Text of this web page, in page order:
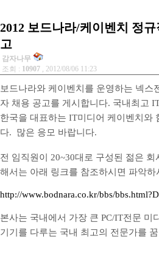
2012 보드나라/케이벤치 정
고
감자나무
조회 : 10907 , 2012/08/06 11:23
보드나라와 케이벤치를 운영하는 넥스
자 채용 공고를 게시합니다. 국내최고
한국을 대표하는 IT미디어 케이벤치와
다. 많은 응모 바랍니다.
전 임직원이 20~30대로 구성된 젊은
해서는 아래 링크를 참조하시면 파악
http://www.bodnara.co.kr/bbs/
본사는 국내에서 가장 큰 PC/IT전문 미
기기를 다루는 국내 최고의 전문가를